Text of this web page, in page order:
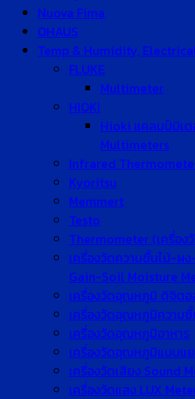
Nuova Fima
OHAUS
Temp & Humidity,
FLUKE
Multimeter
HIOKI
Hioki แคลมป์มิเต
Multimeters
Infrared
Kyoritsu
Memmert
Testo
Thermometer (เครื่อ
เครื่องวัดความชื้นไม้-
Gain-Soil Moisture
เครื่องวัดอุณหภูมิ ดิจิตอ
เครื่องวัดอุณหภูมิความ
เครื่องวัดอุณหภูมิอาหาร
เครื่องวัดอุณหภูมิแบบแ
เครื่องวัดเสียง Sound
เครื่องวัดแสง LUX